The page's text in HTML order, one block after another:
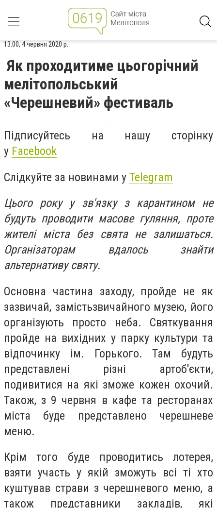
13:00, 4 червня 2020 р.
Як проходитиме цьогорічний
мелітопольський
«Черешневий» фестиваль
Підписуйтесь на нашу сторінку
у Facebook
Слідкуйте за новинами у Telegram
Цього року у зв'язку з карантином не
будуть проводити масове гуляння, проте
жителі міста без свята не залишаться.
Організаторам вдалось знайти
альтернативу святу.
Основна частина заходу, пройде не як
зазвичай, замістьзвичайного музею, його
організують просто неба. Святкування
пройде на вихідних у парку культури та
відпочинку ім. Горького. Там будуть
представлені різні артоб'єкти,
подивитися на які зможе кожен охочий.
Також, з 9 червня в кафе та ресторанах
міста буде представлено черешневе
меню.
Крім того буде проводитись лотерея,
взяти участь у якій зможуть всі ті хто
куштував страви з черешневого меню, а
також представники закладів, які